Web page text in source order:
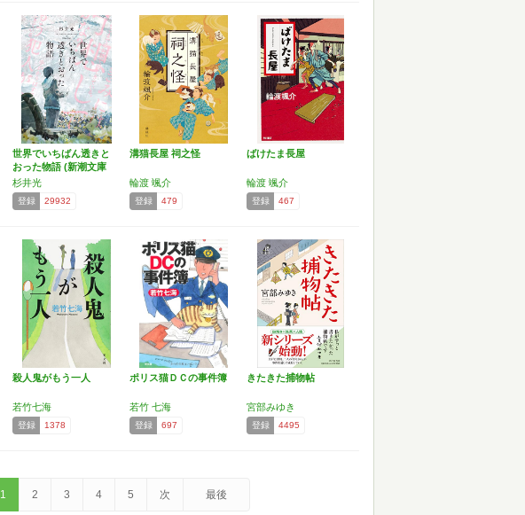
世界でいちばん透きと
おった物語 (新潮文庫
…
杉井光
登録 29932
溝猫長屋 祠之怪
輪渡 颯介
登録 479
ばけたま長屋
輪渡 颯介
登録 467
殺人鬼がもう一人
若竹七海
登録 1378
ポリス猫ＤＣの事件簿
若竹 七海
登録 697
きたきた捕物帖
宮部みゆき
登録 4495
1 2 3 4 5 次 最後